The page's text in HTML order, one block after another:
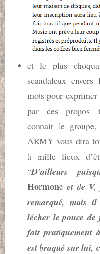
et le plus
scandaleux
mots pour
par ces propos
connait le
ARMY vous dira
à mille lieux
“D’ailleurs
Hormone et de V,
remarqué, mais
lécher le pouce de
fait pratiquement
est braqué sur lui,